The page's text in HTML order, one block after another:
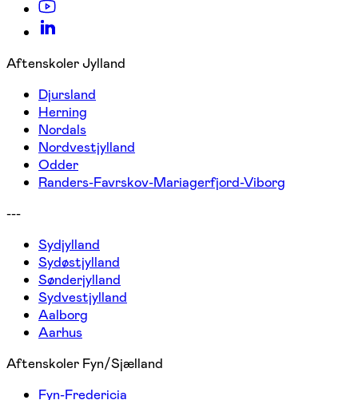
Aftenskoler Jylland
Djursland
Herning
Nordals
Nordvestjylland
Odder
Randers-Favrskov-Mariagerfjord-Viborg
---
Sydjylland
Sydøstjylland
Sønderjylland
Sydvestjylland
Aalborg
Aarhus
Aftenskoler Fyn/Sjælland
Fyn-Fredericia